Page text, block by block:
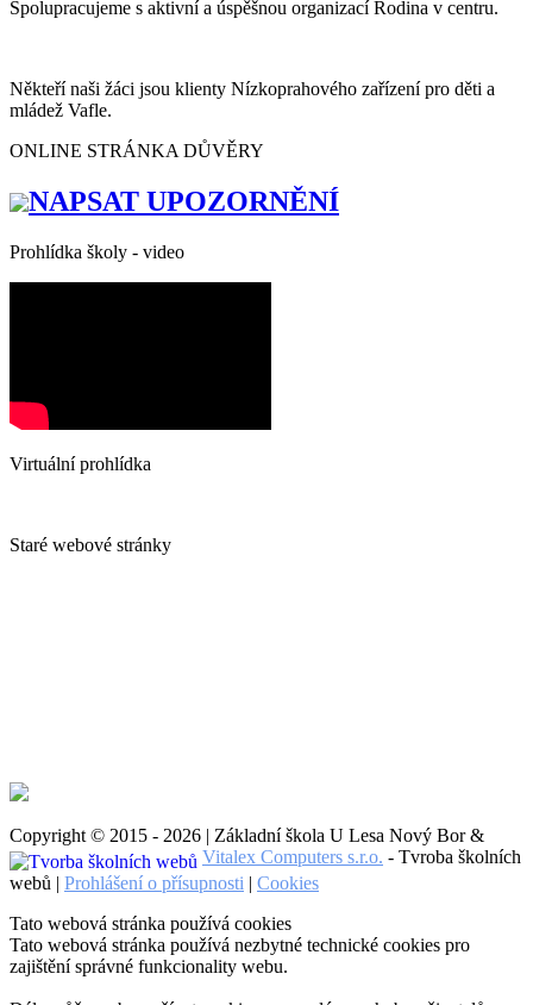
Spolupracujeme s aktivní a úspěšnou organizací Rodina v centru.
Někteří naši žáci jsou klienty Nízkoprahového zařízení pro děti a
mládež Vafle.
ONLINE STRÁNKA DŮVĚRY
NAPSAT UPOZORNĚNÍ
Prohlídka školy - video
Virtuální prohlídka
Staré webové stránky
Copyright © 2015 - 2026 | Základní škola U Lesa Nový Bor &
Vitalex Computers s.r.o. - Tvroba školních
webů | Prohlášení o přísupnosti | Cookies
Tato webová stránka používá cookies
Tato webová stránka používá nezbytné technické cookies pro
zajištění správné funkcionality webu.